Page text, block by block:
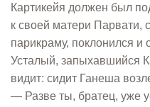
Картикейя должен был
к своей матери Парвати,
парикраму, поклонился и
Усталый, запыхавшийся
видит: сидит Ганеша
— Разве ты, братец, уже